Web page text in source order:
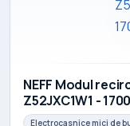
NEFF Modul
Z52JXC1W1 -
Electrocasnice mici de